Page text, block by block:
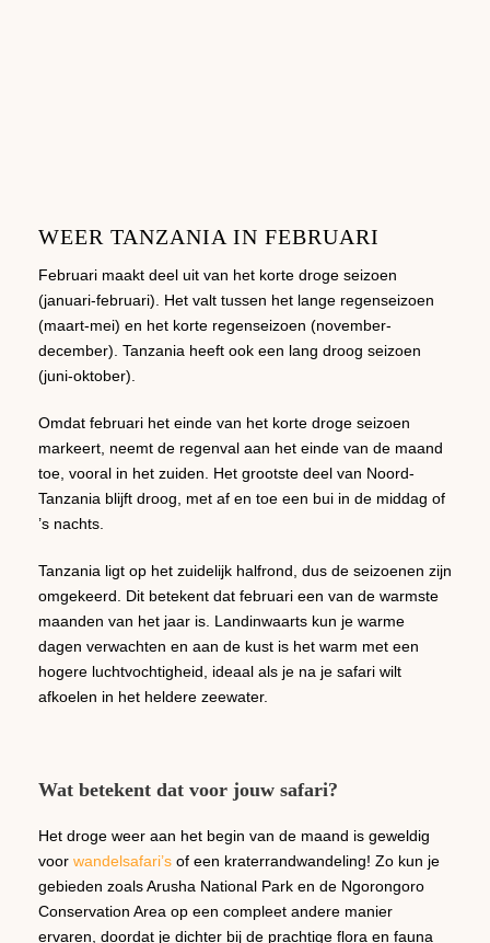
WEER TANZANIA IN FEBRUARI
Februari maakt deel uit van het korte droge seizoen
(januari-februari). Het valt tussen het lange regenseizoen
(maart-mei) en het korte regenseizoen (november-
december). Tanzania heeft ook een lang droog seizoen
(juni-oktober).
Omdat februari het einde van het korte droge seizoen
markeert, neemt de regenval aan het einde van de maand
toe, vooral in het zuiden. Het grootste deel van Noord-
Tanzania blijft droog, met af en toe een bui in de middag of
’s nachts.
Tanzania ligt op het zuidelijk halfrond, dus de seizoenen zijn
omgekeerd. Dit betekent dat februari een van de warmste
maanden van het jaar is. Landinwaarts kun je warme
dagen verwachten en aan de kust is het warm met een
hogere luchtvochtigheid, ideaal als je na je safari wilt
afkoelen in het heldere zeewater.
Wat betekent dat voor jouw safari?
Het droge weer aan het begin van de maand is geweldig
voor wandelsafari’s of een kraterrandwandeling! Zo kun je
gebieden zoals Arusha National Park en de Ngorongoro
Conservation Area op een compleet andere manier
ervaren, doordat je dichter bij de prachtige flora en fauna